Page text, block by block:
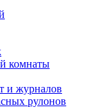
комнаты
и журналов
рулонов